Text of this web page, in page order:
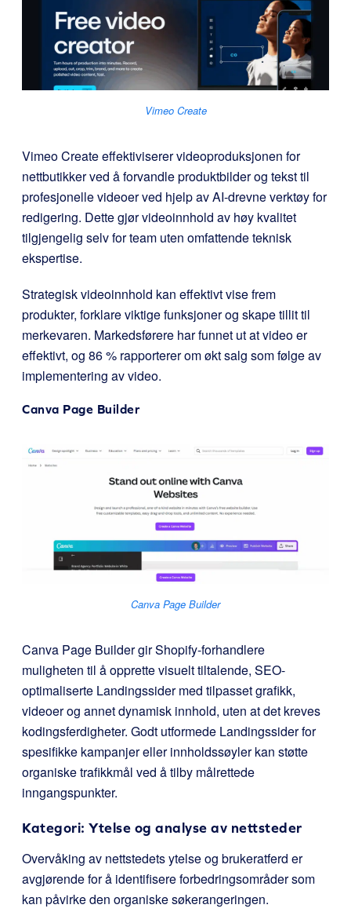
Vimeo Create
Vimeo Create effektiviserer videoproduksjonen for
nettbutikker ved å forvandle produktbilder og tekst til
profesjonelle videoer ved hjelp av AI-drevne verktøy for
redigering. Dette gjør videoinnhold av høy kvalitet
tilgjengelig selv for team uten omfattende teknisk
ekspertise.
Strategisk videoinnhold kan effektivt vise frem
produkter, forklare viktige funksjoner og skape tillit til
merkevaren. Markedsførere har funnet ut at video er
effektivt, og 86 % rapporterer om økt salg som følge av
implementering av video.
Canva Page Builder
Canva Page Builder
Canva Page Builder gir Shopify-forhandlere
muligheten til å opprette visuelt tiltalende, SEO-
optimaliserte Landingssider med tilpasset grafikk,
videoer og annet dynamisk innhold, uten at det kreves
kodingsferdigheter. Godt utformede Landingssider for
spesifikke kampanjer eller innholdssøyler kan støtte
organiske trafikkmål ved å tilby målrettede
inngangspunkter.
Kategori: Ytelse og analyse av nettsteder
Overvåking av nettstedets ytelse og brukeratferd er
avgjørende for å identifisere forbedringsområder som
kan påvirke den organiske søkerangeringen.